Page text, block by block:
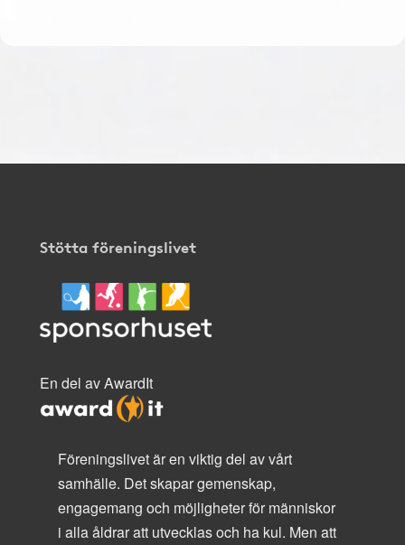
Stötta föreningslivet
En del av AwardIt
Föreningslivet är en viktig del av vårt
samhälle. Det skapar gemenskap,
engagemang och möjligheter för människor
i alla åldrar att utvecklas och ha kul. Men att